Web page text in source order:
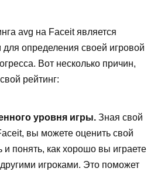
avg на Faceit является
определения своей игровой
Вот несколько причин,
рейтинг:
уровня игры. Зная свой
вы можете оценить свой
и понять, как хорошо вы играете
игроками. Это поможет